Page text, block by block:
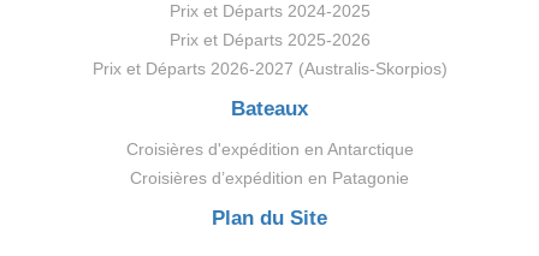
Prix et Départs 2024-2025
Prix et Départs 2025-2026
Prix et Départs 2026-2027 (Australis-Skorpios)
Bateaux
Croisières d'expédition en Antarctique
Croisières d’expédition en Patagonie
Plan du Site